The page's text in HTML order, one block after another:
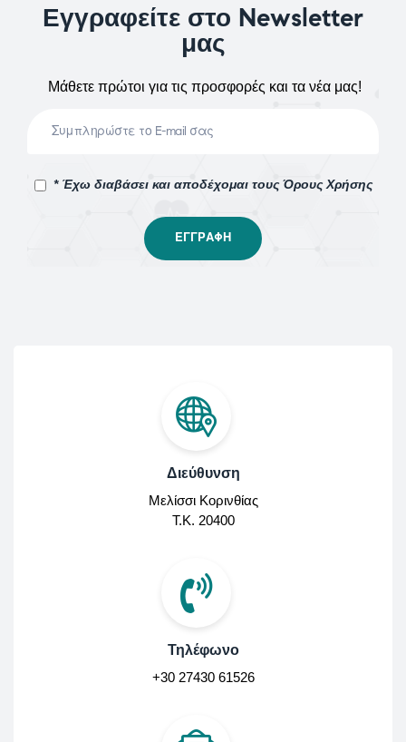
Εγγραφείτε στο Newsletter
μας
Μάθετε πρώτοι για τις προσφορές και τα νέα μας!
* Έχω διαβάσει και αποδέχομαι τους Όρους Χρήσης
Διεύθυνση
Μελίσσι Κορινθίας
Τ.Κ. 20400
Τηλέφωνο
+30 27430 61526